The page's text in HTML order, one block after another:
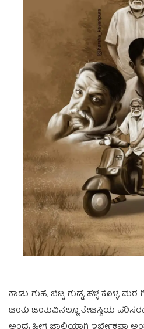
ಕಾಡು-ಗುಹೆ, ಬೆಟ್ಟ-ಗುಡ್ಡ, ಹಳ್ಳ-ಕೊಳ್ಳ,
ಜಂತು ಜಂತುವಿನಲ್ಲೂ ತೇಜಸ್ವಿಯ